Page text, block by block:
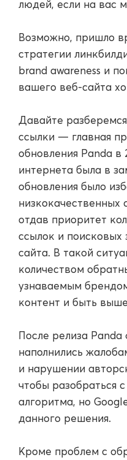
людей, если на вас
Возможно, пришло
стратегии
brand awareness и
вашего веб-сайта
Давайте
ссылки — главная
обновления Panda в
интернета была в
обновления было
низкокачественных
отдав приоритет
ссылок и поисковых
сайта. В такой
количеством
узнаваемым
контент и быть
После релиза
наполнились
и нарушении
чтобы разобраться
алгоритма, но
данного решения.
Кроме проблем с